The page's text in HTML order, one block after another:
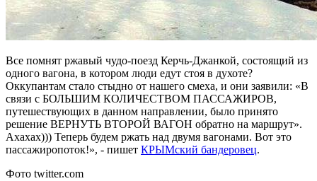
Все помнят ржавый чудо-поезд Керчь-Джанкой, состоящий из
одного вагона, в котором люди едут стоя в духоте?
Оккупантам стало стыдно от нашего смеха, и они заявили: «В
связи с БОЛЬШИМ КОЛИЧЕСТВОМ ПАССАЖИРОВ,
путешествующих в данном направлении, было принято
решение ВЕРНУТЬ ВТОРОЙ ВАГОН обратно на маршрут».
Ахахах))) Теперь будем ржать над двумя вагонами. Вот это
пассажиропоток!», - пишет КРЫМский бандеровец.
Фото twitter.com